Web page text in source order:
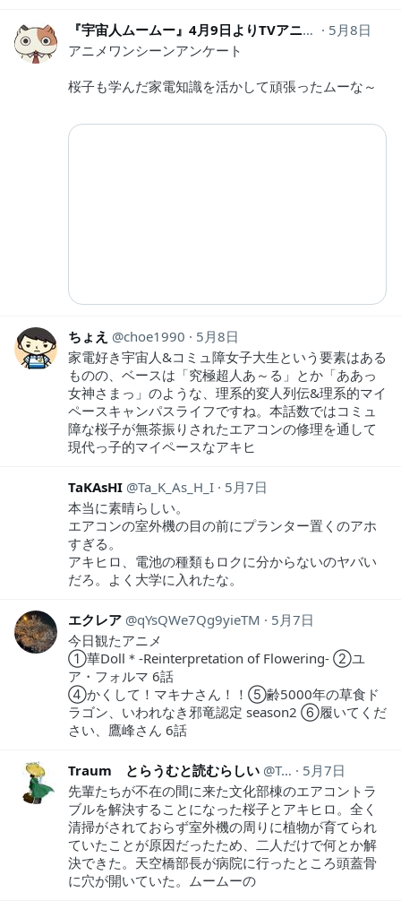
『宇宙人ムームー』4月9日よりTVアニメ放送中！
5月8日
アニメワンシーンアンケート
桜子も学んだ家電知識を活かして頑張ったムーな～
ちょえ choe1990
5月8日
家電好き宇宙人&コミュ障女子大生という要素はある
ものの、ベースは「究極超人あ～る」とか「ああっ
女神さまっ」のような、理系的変人列伝&理系的マイ
ペースキャンパスライフですね。本話数ではコミュ
障な桜子が無茶振りされたエアコンの修理を通して
現代っ子的マイペースなアキヒ
TaKAsHI Ta_K_As_H_I
5月7日
本当に素晴らしい。
エアコンの室外機の目の前にプランター置くのアホ
すぎる。
アキヒロ、電池の種類もロクに分からないのヤバい
だろ。よく大学に入れたな。
エクレア qYsQWe7Qg9yieTM
5月7日
今日観たアニメ
①華Doll＊-Reinterpretation of Flowering- ②ユ
ア・フォルマ 6話
④かくして！マキナさん！！⑤齢5000年の草食ド
ラゴン、いわれなき邪竜認定 season2 ⑥履いてくだ
さい、鷹峰さん 6話
Traum とらうむと読むらしい Traum1
5月7日
先輩たちが不在の間に来た文化部棟のエアコントラ
ブルを解決することになった桜子とアキヒロ。全く
清掃がされておらず室外機の周りに植物が育てられ
ていたことが原因だったため、二人だけで何とか解
決できた。天空橋部長が病院に行ったところ頭蓋骨
に穴が開いていた。ムームーの